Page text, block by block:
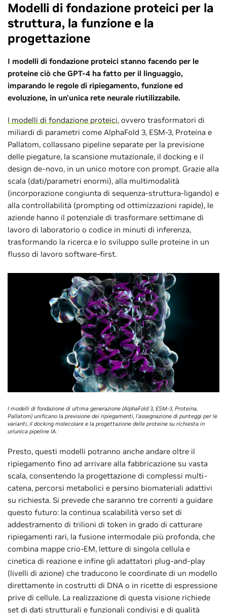
Modelli di fondazione proteici per la
struttura, la funzione e la
progettazione
I modelli di fondazione proteici stanno facendo per le
proteine ciò che GPT-4 ha fatto per il linguaggio,
imparando le regole di ripiegamento, funzione ed
evoluzione, in un'unica rete neurale riutilizzabile.
I modelli di fondazione proteici, ovvero trasformatori di
miliardi di parametri come AlphaFold 3, ESM-3, Proteína e
Pallatom, collassano pipeline separate per la previsione
delle piegature, la scansione mutazionale, il docking e il
design de-novo, in un unico motore con prompt. Grazie alla
scala (dati/parametri enormi), alla multimodalità
(incorporazione congiunta di sequenza-struttura-ligando) e
alla controllabilità (prompting od ottimizzazioni rapide), le
aziende hanno il potenziale di trasformare settimane di
lavoro di laboratorio o codice in minuti di inferenza,
trasformando la ricerca e lo sviluppo sulle proteine in un
flusso di lavoro software-first.
I modelli di fondazione di ultima generazione (AlphaFold 3, ESM-3, Proteína,
Pallatom) unificano la previsione dei ripiegamenti, l'assegnazione di punteggi per le
varianti, il docking molecolare e la progettazione delle proteine su richiesta in
un'unica pipeline IA.
Presto, questi modelli potranno anche andare oltre il
ripiegamento fino ad arrivare alla fabbricazione su vasta
scala, consentendo la progettazione di complessi multi-
catena, percorsi metabolici e persino biomateriali adattivi
su richiesta. Si prevede che saranno tre correnti a guidare
questo futuro: la continua scalabilità verso set di
addestramento di trilioni di token in grado di catturare
ripiegamenti rari, la fusione intermodale più profonda, che
combina mappe crio-EM, letture di singola cellula e
cinetica di reazione e infine gli adattatori plug-and-play
(livelli di azione) che traducono le coordinate di un modello
direttamente in costrutti di DNA o in ricette di espressione
prive di cellule. La realizzazione di questa visione richiede
set di dati strutturali e funzionali condivisi e di qualità